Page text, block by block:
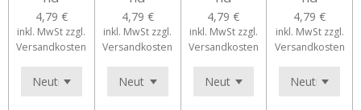
4,79 €
inkl. MwSt zzgl.
Versandkosten
4,79 €
inkl. MwSt zzgl.
Versandkosten
4,79 €
inkl. MwSt zzgl.
Versandkosten
4,79 €
inkl. MwSt zzgl.
Versandkosten